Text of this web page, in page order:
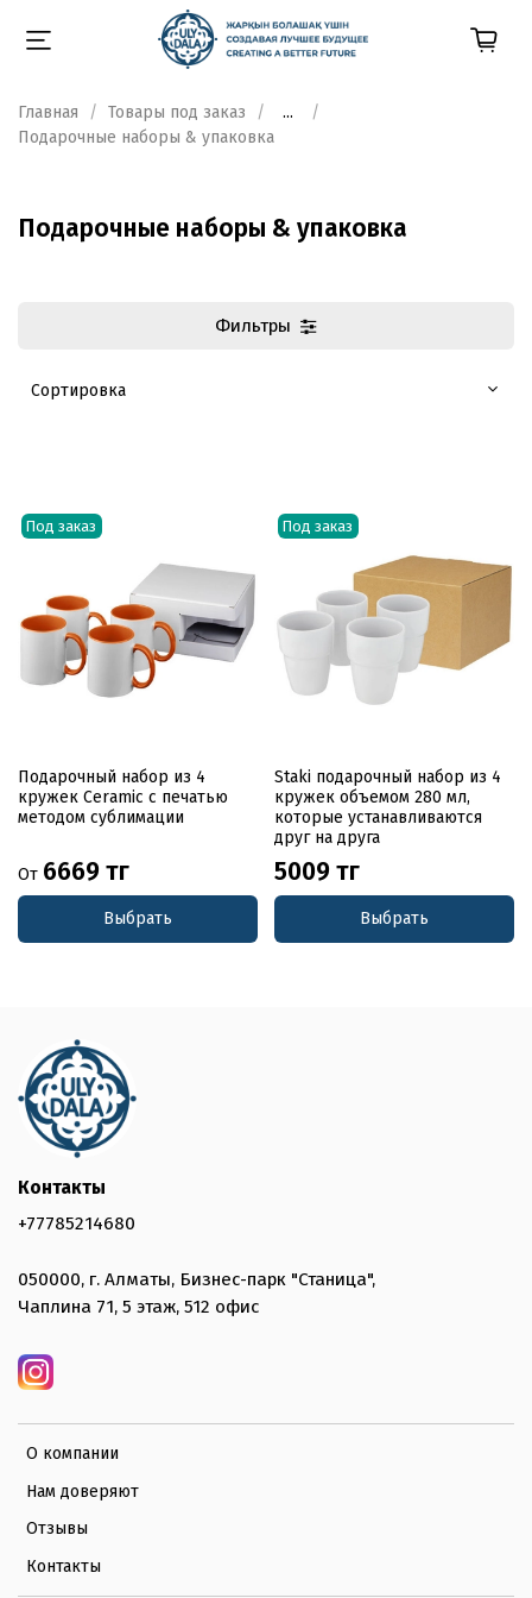
Главная Товары под заказ
...
Подарочные наборы & упаковка
Подарочные наборы & упаковка
Фильтры
Под заказ
Подарочный набор из 4
кружек Ceramic с печатью
методом сублимации
От 6669 тг
Выбрать
Под заказ
Staki подарочный набор из 4
кружек объемом 280 мл,
которые устанавливаются
друг на друга
5009 тг
Выбрать
О компании
Нам доверяют
Отзывы
Контакты
Контакты
+77785214680
050000, г. Алматы, Бизнес-парк "Станица",
Чаплина 71, 5 этаж, 512 офис